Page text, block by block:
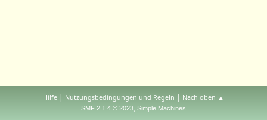
Hilfe | Nutzungsbedingungen und Regeln | Nach oben ▲
SMF 2.1.4 © 2023, Simple Machines